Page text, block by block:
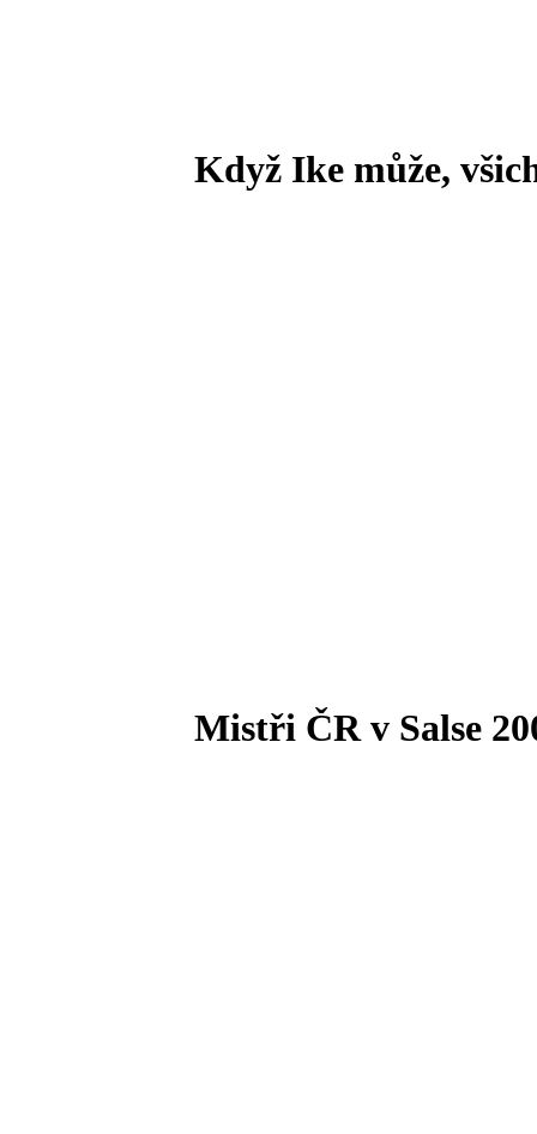
Když Ike může,
Mistři ČR v Salse